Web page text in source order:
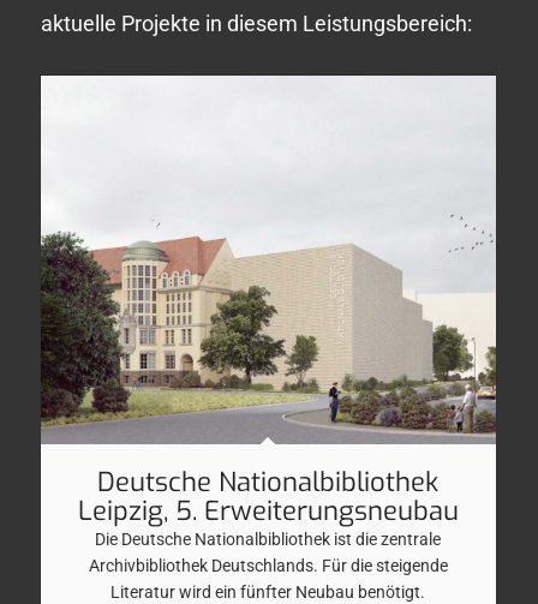
aktuelle Projekte in diesem Leistungsbereich:
Deutsche Nationalbibliothek
Leipzig, 5. Erweiterungsneubau
Die Deutsche Nationalbibliothek ist die zentrale
Archivbibliothek Deutschlands. Für die steigende
Literatur wird ein fünfter Neubau benötigt.